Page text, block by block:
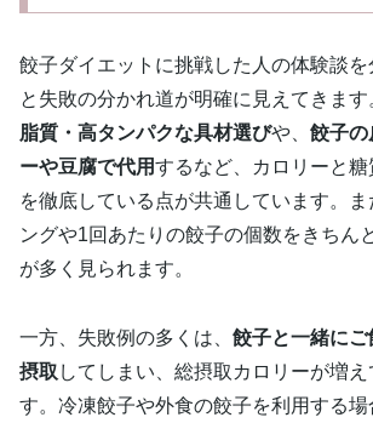
餃子ダイエットに挑戦した人の体験談
と失敗の分かれ道が明確に見えてきます
脂質・高タンパクな具材選びや、 餃子の
ーや豆腐で代用するなど、カロリーと
を徹底している点が共通しています。ま
ングや1回あたりの餃子の個数をきちん
が多く見られます。
一方、失敗例の多くは、 餃子と一緒にご
摂取 してしまい、総摂取カロリーが増
す。冷凍餃子や外食の餃子を利用する